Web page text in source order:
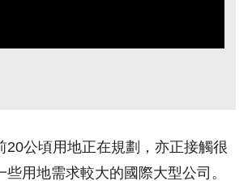
20公頃用地正在規劃，亦正接觸很
些用地需求較大的國際大型公司。